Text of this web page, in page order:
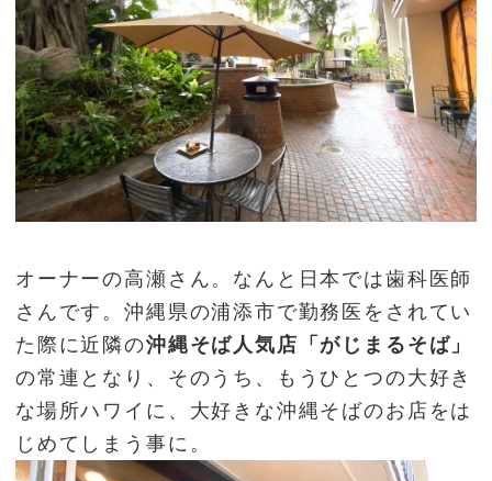
オーナーの高瀬さん。なんと日本では歯科医師
さんです。沖縄県の浦添市で勤務医をされてい
た際に近隣の沖縄そば人気店「がじまるそば」
の常連となり、そのうち、もうひとつの大好き
な場所ハワイに、大好きな沖縄そばのお店をは
じめてしまう事に。